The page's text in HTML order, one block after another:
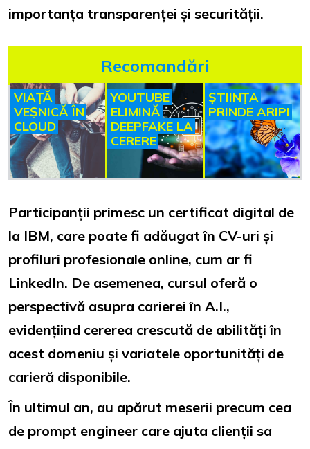
importanța transparenței și securității.
Recomandări
VIAȚĂ
VEȘNICĂ ÎN
CLOUD
YOUTUBE
ELIMINĂ
DEEPFAKE LA
CERERE
ȘTIINȚA
PRINDE ARIPI
Participanții primesc un certificat digital de
la IBM, care poate fi adăugat în CV-uri și
profiluri profesionale online, cum ar fi
LinkedIn. De asemenea, cursul oferă o
perspectivă asupra carierei în A.I.,
evidențiind cererea crescută de abilități în
acest domeniu și variatele oportunități de
carieră disponibile.
În ultimul an, au apărut meserii precum cea
de prompt engineer care ajuta clienții sa